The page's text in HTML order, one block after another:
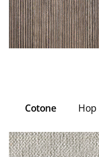
Cotone Hop